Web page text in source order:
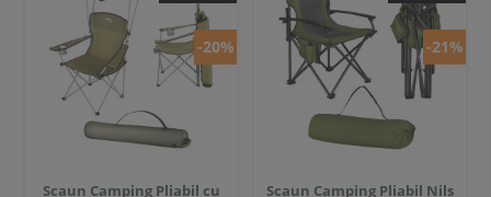
-20%
Scaun Camping Pliabil cu
-21%
Scaun Camping Pliabil Nils